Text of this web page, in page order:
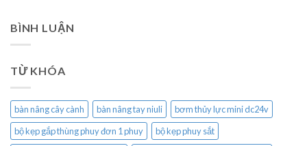
BÌNH LUẬN
TỪ KHÓA
bàn nâng cây cành bàn nâng tay niuli
bơm thủy lực mini dc24v
bộ kẹp gắp thùng phuy đơn 1 phuy
bộ kẹp phuy sắt